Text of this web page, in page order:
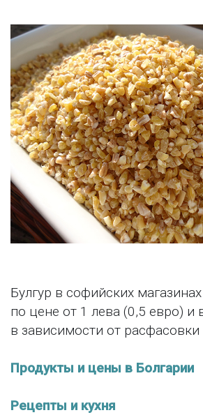
Булгур в софийских
по цене от 1 лева (0,5 евро) и
в зависимости от
Продукты и цены в Болгарии
Рецепты и кухня